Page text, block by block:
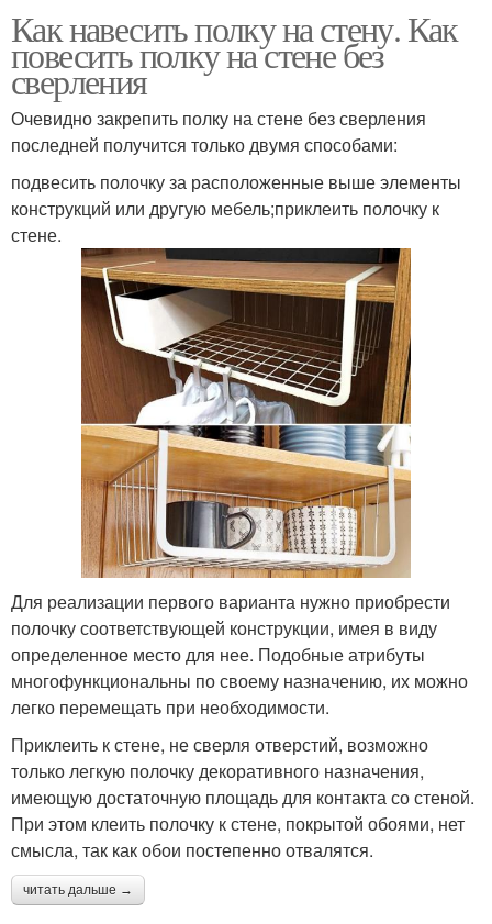
Как навесить полку на стену. Как
повесить полку на стене без
сверления
Очевидно закрепить полку на стене без сверления
последней получится только двумя способами:
подвесить полочку за расположенные выше элементы
конструкций или другую мебель;приклеить полочку к
стене.
Для реализации первого варианта нужно приобрести
полочку соответствующей конструкции, имея в виду
определенное место для нее. Подобные атрибуты
многофункциональны по своему назначению, их можно
легко перемещать при необходимости.
Приклеить к стене, не сверля отверстий, возможно
только легкую полочку декоративного назначения,
имеющую достаточную площадь для контакта со стеной.
При этом клеить полочку к стене, покрытой обоями, нет
смысла, так как обои постепенно отвалятся.
читать дальше →